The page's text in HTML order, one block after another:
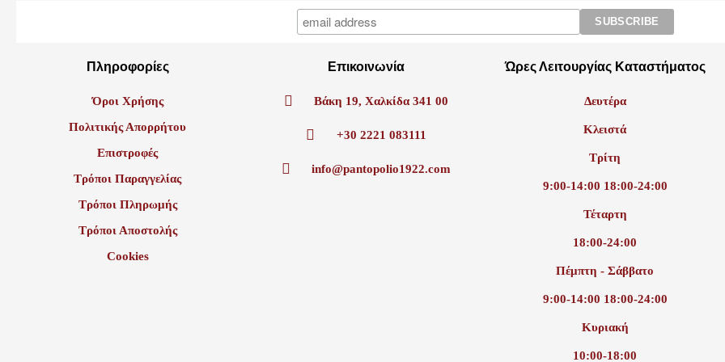
Πληροφορίες
Όροι Χρήσης
Πολιτικής Απορρήτου
Επιστροφές
Τρόποι Παραγγελίας
Τρόποι Πληρωμής
Τρόποι Αποστολής
Cookies
Επικοινωνία
Βάκη 19, Χαλκίδα 341 00
+30 2221 083111
info@pantopolio1922.com
Ώρες Λειτουργίας Καταστήματος
Δευτέρα
Κλειστά
Τρίτη
9:00-14:00 18:00-24:00
Τέταρτη
18:00-24:00
Πέμπτη - Σάββατο
9:00-14:00 18:00-24:00
Κυριακή
10:00-18:00